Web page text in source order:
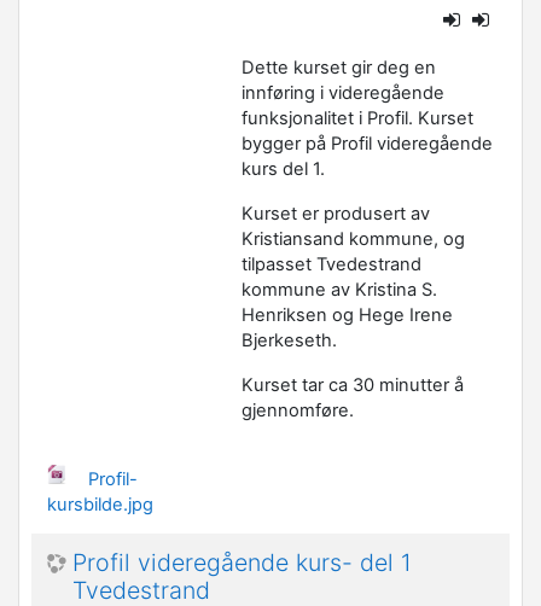
Dette kurset gir deg en
innføring i videregående
funksjonalitet i Profil. Kurset
bygger på Profil videregående
kurs del 1.
Kurset er produsert av
Kristiansand kommune, og
tilpasset Tvedestrand
kommune av Kristina S.
Henriksen og Hege Irene
Bjerkeseth.
Kurset tar ca 30 minutter å
gjennomføre.
Profil-
kursbilde.jpg
Profil videregående kurs- del 1
Tvedestrand